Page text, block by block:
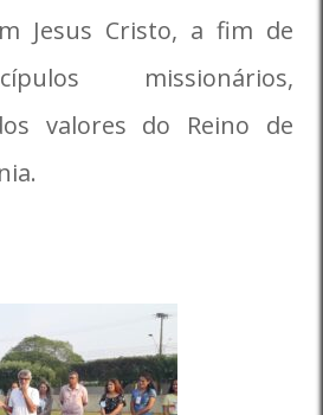
Jesus Cristo, a fim de
missionários,
valores do Reino de